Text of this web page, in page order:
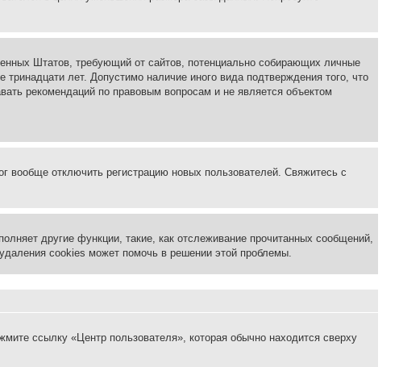
Штатов, требующий от сайтов, потенциально собирающих личные
лет. Допустимо наличие иного вида подтверждения того, что
рекомендаций по правовым вопросам и не является объектом
вообще отключить регистрацию новых пользователей. Свяжитесь с
другие функции, такие, как отслеживание прочитанных сообщений,
cookies может помочь в решении этой проблемы.
ссылку «Центр пользователя», которая обычно находится сверху